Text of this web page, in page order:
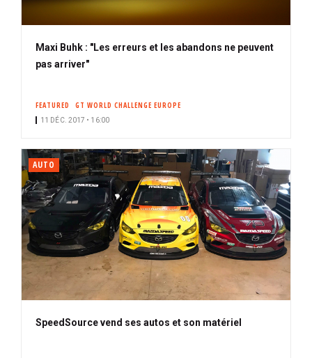
Maxi Buhk : "Les erreurs et les abandons ne peuvent
pas arriver"
FEATURED GT WORLD CHALLENGE EUROPE
11 DÉC. 2017 • 16:00
AUTO
SpeedSource vend ses autos et son matériel